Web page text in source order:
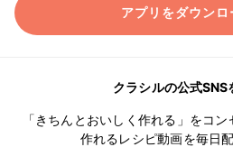
アプリをダウンロ
クラシルの公式SNS
「きちんとおいしく作れる」をコ
作れるレシピ動画を毎日